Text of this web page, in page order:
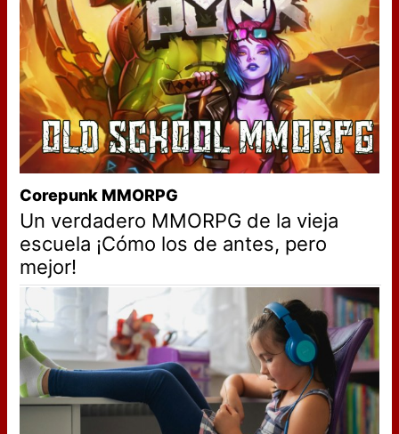
Corepunk MMORPG
Un verdadero MMORPG de la vieja
escuela ¡Cómo los de antes, pero
mejor!